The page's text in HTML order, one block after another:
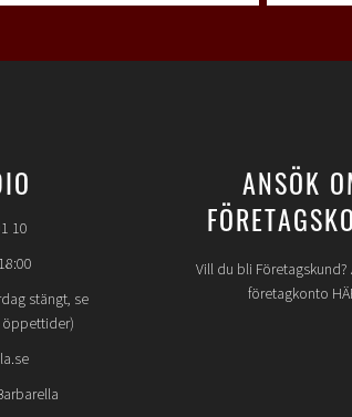
10
stängt, se
ANSÖK
Vill du bli Företagskund?
företagkonto